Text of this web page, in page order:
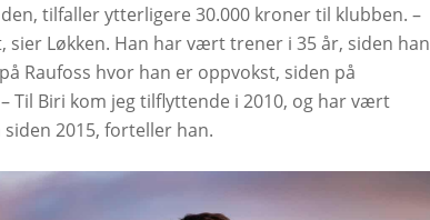
tilfaller ytterligere 30.000 kroner til klubben. –
Løkken. Han har vært trener i 35 år, siden han
Raufoss hvor han er oppvokst, siden på
Til Biri kom jeg tilflyttende i 2010, og har vært
2015, forteller han.